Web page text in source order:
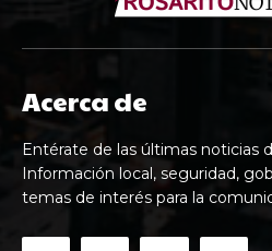
Acerca de
Entérate de las últimas noticias
Información local, seguridad,
temas de interés para la